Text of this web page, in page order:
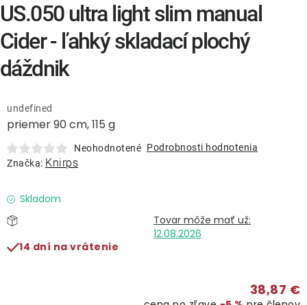
Lavice a hojdačky
Lehátka
Doplnky
Dáždniky
priemer 90 cm, 115 g
undefined
Neohodnotené Podrobnosti hodnotenia
Značka: Knirps
Skladom
12.08.2026
14 dní na vrátenie
38,87 €
US.050 ultra light slim manual
Cider - ľahký skladací plochý
dáždnik